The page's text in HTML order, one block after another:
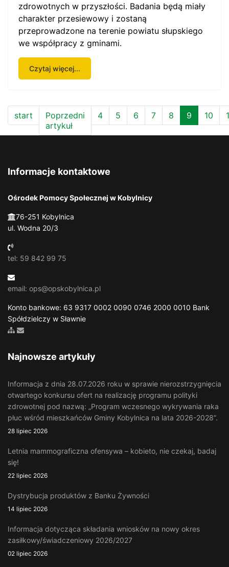
zdrowotnych w przyszłości. Badania będą miały
charakter przesiewowy i zostaną
przeprowadzone na terenie powiatu słupskiego
we współpracy z gminami.
Czytaj więcej...
start
Poprzedni
artykuł
4 5 6 7 8 9 10
Informacje kontaktowe
Ośrodek Pomocy Społecznej w Kobylnicy
76-251 Kobylnica
ul. Wodna 20/3
tel: 59 842 99 75
email: ops@opskobylnica.pl
Konto bankowe: 63 9317 0002 0090 0746 2000 0010 Bank
Spółdzielczy w Sławnie
Zobacz mapę strony
Wyślij email
Najnowsze artykuły
Informacja z dnia 28.07.2026 roku w sprawie nierozstrzygnięcia
otwartego konkursu ofert na realizację programu polityki
zdrowotnej pod nazwą: „Program wczesnego wykrywania raka
płuc wśród mieszkańców Gminy Kobylnica na lata 2026-2028”.
28 lipiec 2026
Letnia mammograficzna ofensywa – kobieto, nie czekaj, badaj
się!
22 lipiec 2026
Dystrybucja produktów z Banku Żywności
14 lipiec 2026
Informacja dotycząca składania wniosków na nowy okres
zasiłkowy/świadczeniowy 2026/2027
02 lipiec 2026